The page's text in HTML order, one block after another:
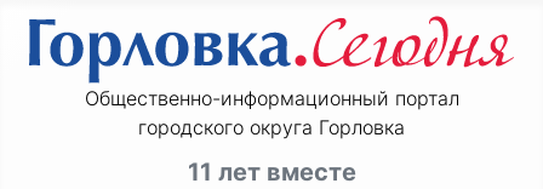
Общественно-информационный портал
городского округа Горловка
11 лет вместе